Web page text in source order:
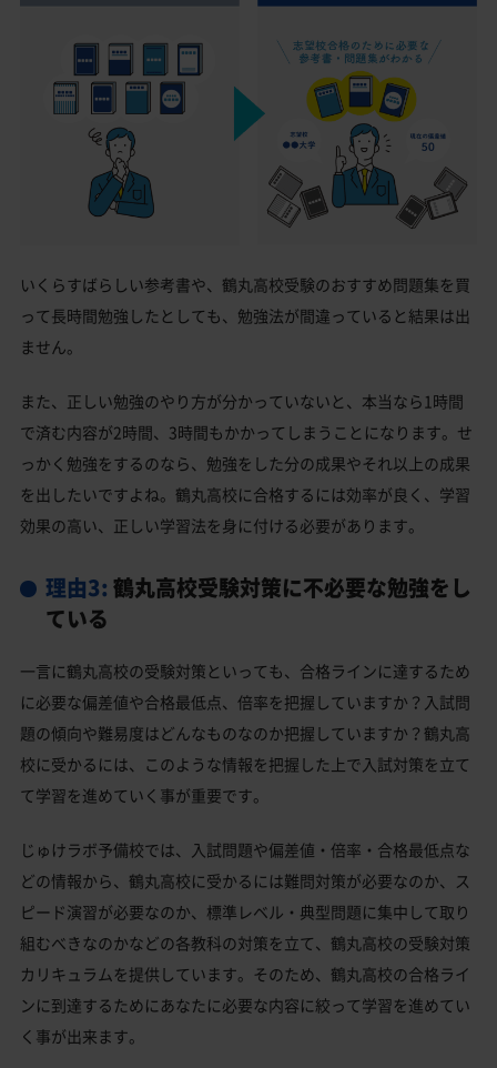
いくらすばらしい参考書や、鶴丸高校受験のおすすめ問題集を買
って長時間勉強したとしても、勉強法が間違っていると結果は出
ません。
また、正しい勉強のやり方が分かっていないと、本当なら1時間
で済む内容が2時間、3時間もかかってしまうことになります。せ
っかく勉強をするのなら、勉強をした分の成果やそれ以上の成果
を出したいですよね。鶴丸高校に合格するには効率が良く、学習
効果の高い、正しい学習法を身に付ける必要があります。
理由3: 鶴丸高校受験対策に不必要な勉強をし
ている
一言に鶴丸高校の受験対策といっても、合格ラインに達するため
に必要な偏差値や合格最低点、倍率を把握していますか？入試問
題の傾向や難易度はどんなものなのか把握していますか？鶴丸高
校に受かるには、このような情報を把握した上で入試対策を立て
て学習を進めていく事が重要です。
じゅけラボ予備校では、入試問題や偏差値・倍率・合格最低点な
どの情報から、鶴丸高校に受かるには難問対策が必要なのか、ス
ピード演習が必要なのか、標準レベル・典型問題に集中して取り
組むべきなのかなどの各教科の対策を立て、鶴丸高校の受験対策
カリキュラムを提供しています。そのため、鶴丸高校の合格ライ
ンに到達するためにあなたに必要な内容に絞って学習を進めてい
く事が出来ます。